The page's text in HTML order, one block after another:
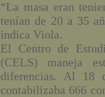
“La masa eran
tenían de 20 a 35
indica Viola.
El Centro de
(CELS) maneja
diferencias. Al 18
contabilizaba 666